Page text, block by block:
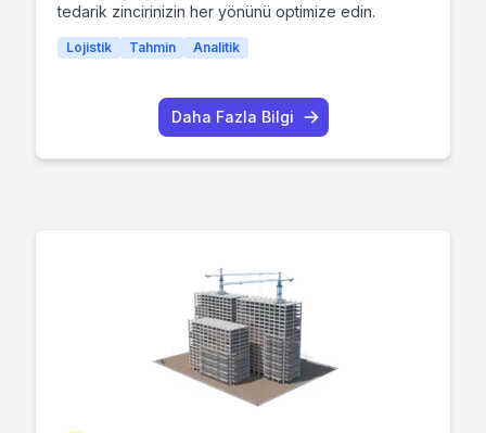
tedarik zincirinizin her yönünü optimize edin.
Lojistik Tahmin Analitik
Daha Fazla Bilgi